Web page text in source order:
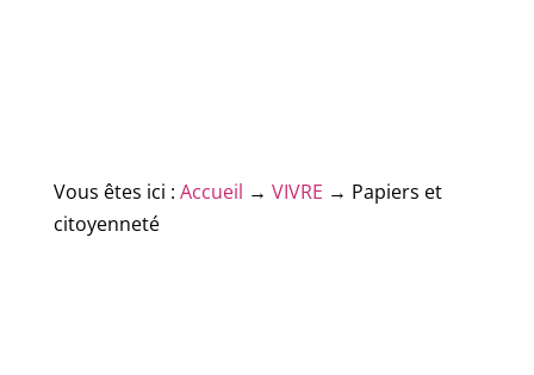
Vous êtes ici : Accueil → VIVRE → Papiers et
citoyenneté